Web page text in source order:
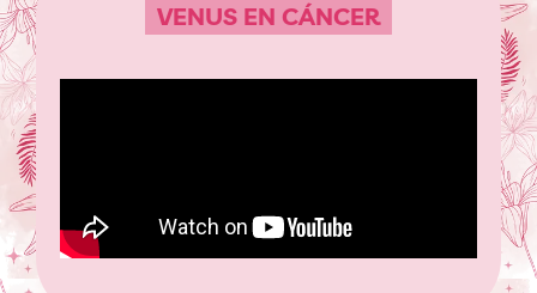
VENUS EN CÁNCER